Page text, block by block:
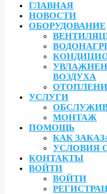
ГЛАВНАЯ
НОВОСТИ
ОБОРУДОВАНИЕ
ВОЗДУХА
УСЛУГИ
МОНТАЖ
ПОМОЩЬ
КАК
УСЛОВИЯ
КОНТАКТЫ
ВОЙТИ
ВОЙТИ